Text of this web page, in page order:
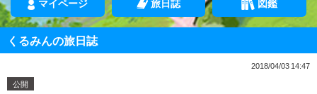
マイページ 旅日誌 図鑑
くるみんの旅日誌
2018/04/03 14:47
公開